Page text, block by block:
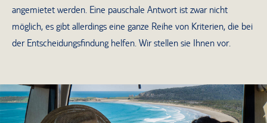
angemietet werden. Eine pauschale Antwort ist zwar nicht
möglich, es gibt allerdings eine ganze Reihe von Kriterien, die bei
der Entscheidungsfindung helfen. Wir stellen sie Ihnen vor.